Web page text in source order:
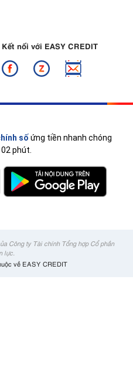
Kết nối với EASY CREDIT
số ứng tiền nhanh chóng
phút.
Công ty Tài chính Tổng hợp Cổ phần
lực.
về EASY CREDIT